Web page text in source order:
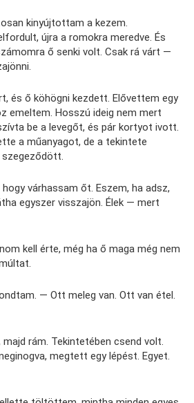
kinyújtottam a kezem.
újra a romokra meredve. És
ő senki volt. Csak rá várt —
és ő köhögni kezdett. Elővettem egy
emeltem. Hosszú ideig nem mert
be a levegőt, és pár kortyot ivott.
a műanyagot, de a tekintete
szegeződött.
várhassam őt. Eszem, ha adsz,
egyszer visszajön. Élek — mert
kell érte, még ha ő maga még nem
— Ott meleg van. Ott van étel.
rám. Tekintetében csend volt.
megtett egy lépést. Egyet.